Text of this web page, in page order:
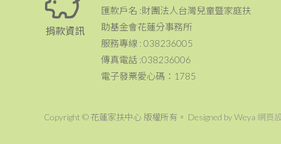
捐款資訊
匯款戶名 :財團法人台灣兒童暨家庭扶
助基金會花蓮分事務所
服務專線 : 038236005
傳真電話 :038236006
電子發票愛心碼：1785
Copyright © 花蓮家扶中心 版權所有。 Designed by Weya 網頁